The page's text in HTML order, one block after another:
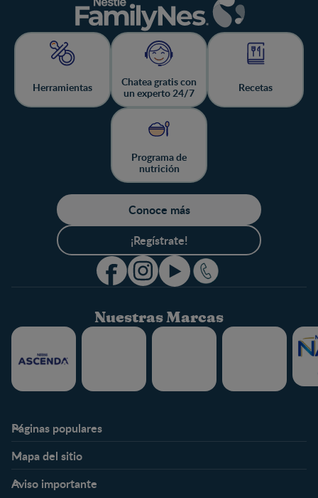
Página 12 / 30
Página 13 / 30
Página 14 / 30
Página 15 / 30
Página 16 / 30
Página 17 / 30
Página 18 / 30
Página 20 / 30
Página 21 / 30
Página 22 / 30
Página 23 / 30
Página 24 / 30
Página 25 / 30
Página 26 / 30
Página 28 / 30
Página 29 / 30
Herramientas
Chatea gratis con
un experto 24/7
Recetas
Programa de
nutrición
Conoce más
¡Regístrate!
Nuestras Marcas
Páginas populares
Expertos en Nutrición
Preguntas Frecuentes
Mapa del sitio
Preconcepción
Aviso importante